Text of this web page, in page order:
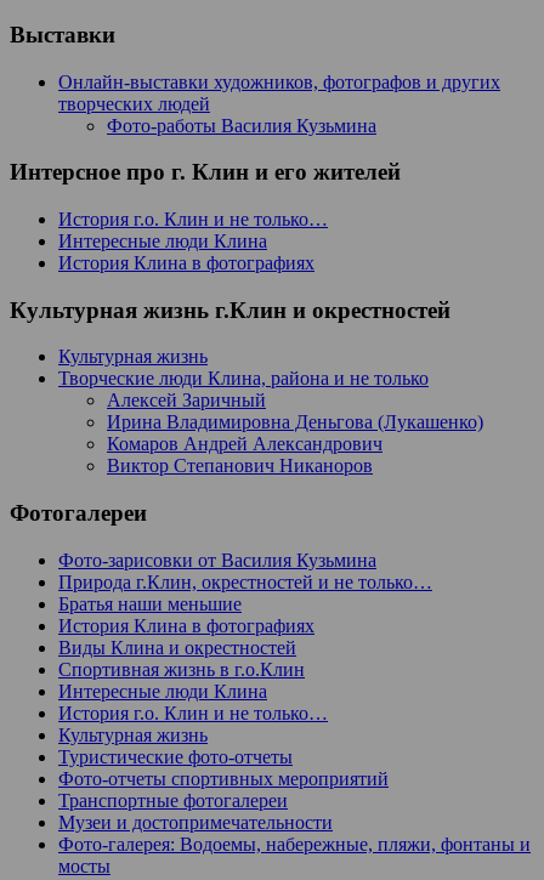
Выставки
Онлайн-выставки художников, фотографов и других
творческих людей
Фото-работы Василия Кузьмина
Интерсное про г. Клин и его жителей
История г.о. Клин и не только…
Интересные люди Клина
История Клина в фотографиях
Культурная жизнь г.Клин и окрестностей
Культурная жизнь
Творческие люди Клина, района и не только
Алексей Заричный
Ирина Владимировна Деньгова (Лукашенко)
Комаров Андрей Александрович
Виктор Степанович Никаноров
Фотогалереи
Фото-зарисовки от Василия Кузьмина
Природа г.Клин, окрестностей и не только…
Братья наши меньшие
История Клина в фотографиях
Виды Клина и окрестностей
Спортивная жизнь в г.о.Клин
Интересные люди Клина
История г.о. Клин и не только…
Культурная жизнь
Туристические фото-отчеты
Фото-отчеты спортивных мероприятий
Транспортные фотогалереи
Музеи и достопримечательности
Фото-галерея: Водоемы, набережные, пляжи, фонтаны и
мосты